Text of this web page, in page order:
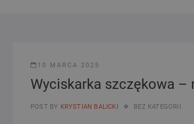
10 MARCA 2025
Wyciskarka szczękowa –
POST BY KRYSTIAN BALICKI BEZ KATEGORII